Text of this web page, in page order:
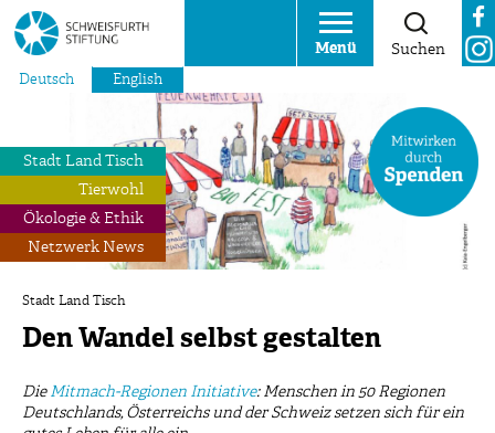
Menü Suchen
Deutsch English
Stadt Land Tisch
Tierwohl
Ökologie & Ethik
Netzwerk News
Stadt Land Tisch
Den Wandel selbst gestalten
Die Mitmach-Regionen Initiative: Menschen in 50 Regionen
Deutschlands, Österreichs und der Schweiz setzen sich für ein